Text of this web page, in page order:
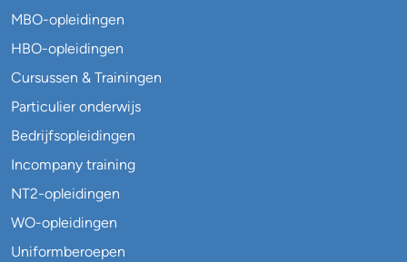
MBO-opleidingen
HBO-opleidingen
Cursussen & Trainingen
Particulier onderwijs
Bedrijfsopleidingen
Incompany training
NT2-opleidingen
WO-opleidingen
Uniformberoepen